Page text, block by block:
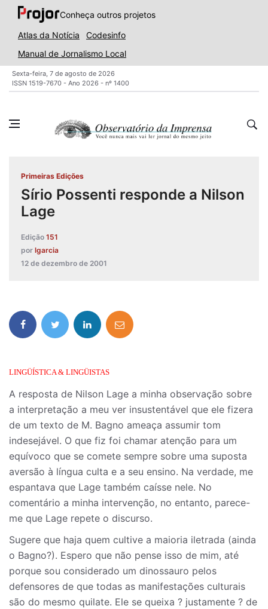
Conheça outros projetos
Atlas da Notícia
Codesinfo
Manual de Jornalismo Local
Sexta-feira, 7 de agosto de 2026
ISSN 1519-7670 - Ano 2026 - nº 1400
Primeiras Edições
Sírio Possenti responde a Nilson
Lage
Edição 151
por lgarcia
12 de dezembro de 2001
LINGÜÍSTICA & LINGÜISTAS
A resposta de Nilson Lage a minha observação sobre
a interpretação a meu ver insustentável que ele fizera
de um texto de M. Bagno ameaça assumir tom
indesejável. O que fiz foi chamar atenção para um
equívoco que se comete sempre sobre uma suposta
aversão à língua culta e a seu ensino. Na verdade, me
espantava que Lage também caísse nele. No
comentário a minha intervenção, no entanto, parece-
me que Lage repete o discurso.
Sugere que haja quem cultive a maioria iletrada (ainda
o Bagno?). Espero que não pense isso de mim, até
porque sou considerado um dinossauro pelos
defensores de que todas as manifestações culturais
são do mesmo quilate. Ele se queixa ? justamente ? de